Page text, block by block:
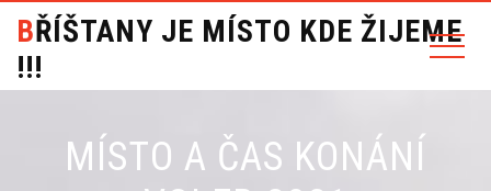
BŘÍŠTANY JE MÍSTO KDE ŽIJEME
!!!
MÍSTO A ČAS KONÁNÍ